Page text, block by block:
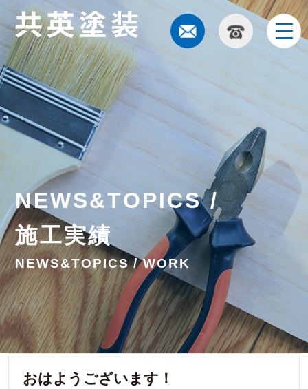
t
o
g
n
v
i
g
a
t
i
o
n
NEWS&TOPICS /
施工実績
NEWS&TOPICS / WORK
おはようございます！